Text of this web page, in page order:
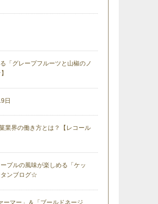
「グレープフルーツと山椒のノ
日
業界の働き方とは？【レコール
プルの風味が楽しめる「ケッ
タンブログ☆
ーマー」＆「ブールドネージ